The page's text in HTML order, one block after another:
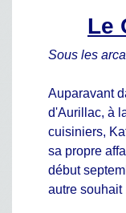
Le
Sous les
Auparavant
d'Aurillac, à
cuisiniers,
sa propre
début
autre souhait